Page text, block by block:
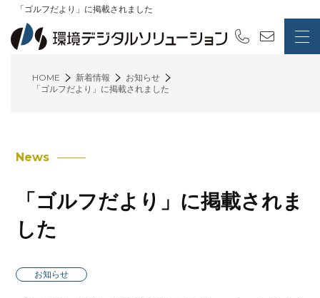
「ゴルフだより」に掲載されました
HOME 新着情報
お知らせ
「ゴルフだより」に掲載されました
News
「ゴルフだより」に掲載されま
した
お知らせ